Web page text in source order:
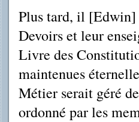
Plus tard, il [Edwin]
Devoirs et leur
Livre des
maintenues
Métier serait géré
ordonné par les